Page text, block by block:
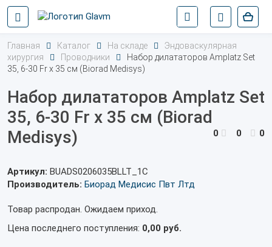
Главная Каталог На складе
Эндоваскулярная
хирургия
Проводники
Набор дилататоров Amplatz Set
35, 6-30 Fr x 35 см (Biorad Medisys)
Набор дилататоров Amplatz Set
35, 6-30 Fr x 35 см (Biorad
Medisys)
0 0 0
Артикул: BUADS0206035BLLT_1С
Производитель: Биорад Медисис Пвт Лтд
Товар распродан. Ожидаем приход.
Цена последнего поступления: 0,00 руб.